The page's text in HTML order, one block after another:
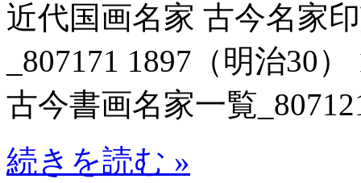
近代国画名家 古今名家
_807171 1897（明治30
古今書画名家一覧
続きを読む »